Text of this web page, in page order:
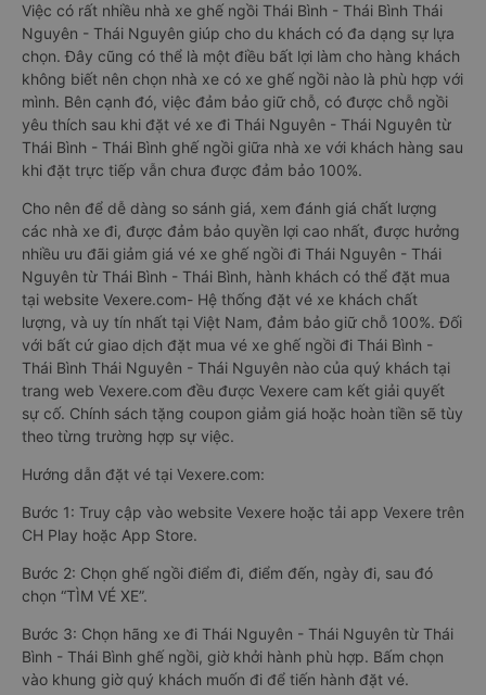
Việc có rất nhiều nhà xe ghế ngồi Thái Bình - Thái Bình Thái
Nguyên - Thái Nguyên giúp cho du khách có đa dạng sự lựa
chọn. Đây cũng có thể là một điều bất lợi làm cho hàng khách
không biết nên chọn nhà xe có xe ghế ngồi nào là phù hợp với
mình. Bên cạnh đó, việc đảm bảo giữ chỗ, có được chỗ ngồi
yêu thích sau khi đặt vé xe đi Thái Nguyên - Thái Nguyên từ
Thái Bình - Thái Bình ghế ngồi giữa nhà xe với khách hàng sau
khi đặt trực tiếp vẫn chưa được đảm bảo 100%.
Cho nên để dễ dàng so sánh giá, xem đánh giá chất lượng
các nhà xe đi, được đảm bảo quyền lợi cao nhất, được hưởng
nhiều ưu đãi giảm giá vé xe ghế ngồi đi Thái Nguyên - Thái
Nguyên từ Thái Bình - Thái Bình, hành khách có thể đặt mua
tại website Vexere.com- Hệ thống đặt vé xe khách chất
lượng, và uy tín nhất tại Việt Nam, đảm bảo giữ chỗ 100%. Đối
với bất cứ giao dịch đặt mua vé xe ghế ngồi đi Thái Bình -
Thái Bình Thái Nguyên - Thái Nguyên nào của quý khách tại
trang web Vexere.com đều được Vexere cam kết giải quyết
sự cố. Chính sách tặng coupon giảm giá hoặc hoàn tiền sẽ tùy
theo từng trường hợp sự việc.
Hướng dẫn đặt vé tại Vexere.com:
Bước 1: Truy cập vào website Vexere hoặc tải app Vexere trên
CH Play hoặc App Store.
Bước 2: Chọn ghế ngồi điểm đi, điểm đến, ngày đi, sau đó
chọn “TÌM VÉ XE”.
Bước 3: Chọn hãng xe đi Thái Nguyên - Thái Nguyên từ Thái
Bình - Thái Bình ghế ngồi, giờ khởi hành phù hợp. Bấm chọn
vào khung giờ quý khách muốn đi để tiến hành đặt vé.